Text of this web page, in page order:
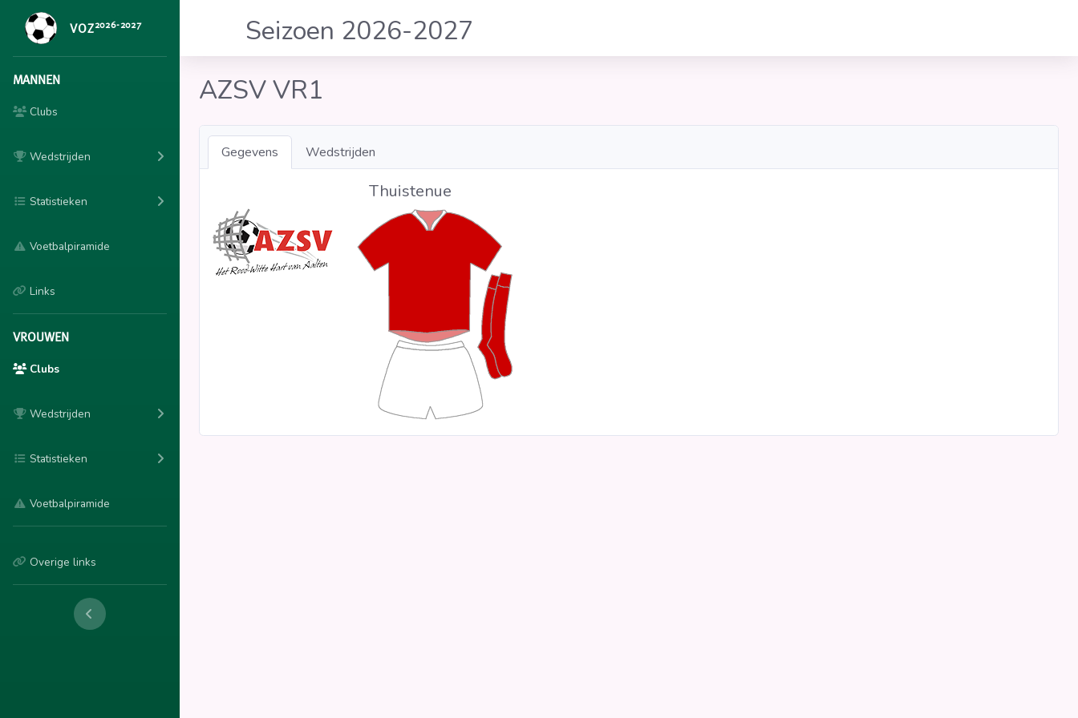
VOZ2026-2027
MANNEN
Clubs
Wedstrijden
Statistieken
Voetbalpiramide
Links
VROUWEN
Clubs
Wedstrijden
Statistieken
Voetbalpiramide
Overige links
Seizoen 2026-2027
AZSV VR1
Gegevens Wedstrijden
Thuistenue